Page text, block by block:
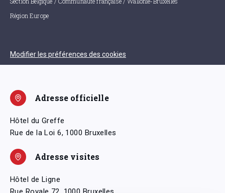
Région Europe
Modifier les préférences des cookies
Adresse officielle
Hôtel du Greffe
Rue de la Loi 6, 1000 Bruxelles
Adresse visites
Hôtel de Ligne